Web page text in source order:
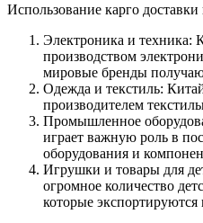
Использование карго доставки
Электроника и техника:
производством
мировые бренды
Одежда и текстиль:
производителем
Промышленное
играет важную роль в
оборудования и
Игрушки и товары для
огромное количество
которые экспортируются